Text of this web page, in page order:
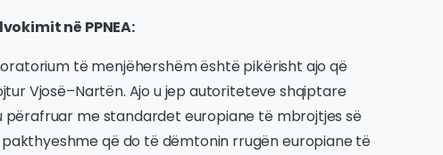
në PPNEA:
të menjëhershëm është pikërisht ajo që
Vjosë–Nartën. Ajo u jep autoriteteve shqiptare
përafruar me standardet europiane të mbrojtjes së
që do të dëmtonin rrugën europiane të